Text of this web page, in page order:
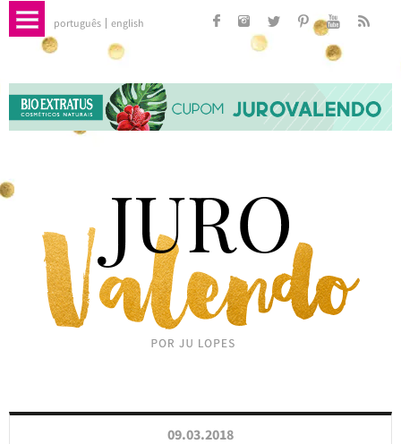
português english
09.03.2018